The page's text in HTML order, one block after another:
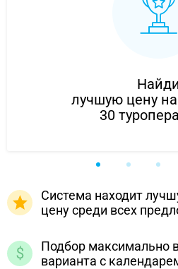
Найди
лучшую цену на
30
Система находит
цену среди всех
Подбор максимально
варианта с